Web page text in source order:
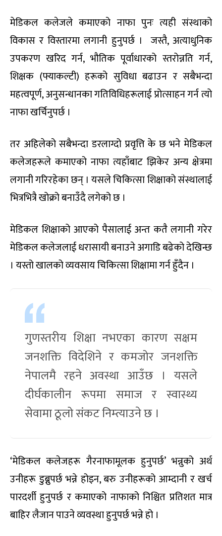
मेडिकल कलेजले कमाएको नाफा पुनः त्यही संस्थाको
विकास र विस्तारमा लगानी हुनुपर्छ । जस्तै, अत्याधुनिक
उपकरण खरिद गर्न, भौतिक पूर्वाधारको स्तरोन्नति गर्न,
शिक्षक (फ्याकल्टी) हरूको सुविधा बढाउन र सबैभन्दा
महत्वपूर्ण, अनुसन्धानका गतिविधिहरूलाई प्रोत्साहन गर्न त्यो
नाफा खर्चिनुपर्छ ।
तर अहिलेको सबैभन्दा डरलाग्दो प्रवृत्ति के छ भने मेडिकल
कलेजहरूले कमाएको नाफा त्यहाँबाट झिकेर अन्य क्षेत्रमा
लगानी गरिरहेका छन् । यसले चिकित्सा शिक्षाको संस्थालाई
भित्रभित्रै खोक्रो बनाउँदै लगेको छ ।
मेडिकल शिक्षाको आएको पैसालाई अन्त कतै लगानी गरेर
मेडिकल कलेजलाई धरासायी बनाउने अगाडि बढेको देखिन्छ
। यस्तो खालको व्यवसाय चिकित्सा शिक्षामा गर्न हुँदैन ।
गुणस्तरीय शिक्षा नभएका कारण सक्षम
जनशक्ति विदेशिने र कमजोर जनशक्ति
नेपालमै रहने अवस्था आउँछ । यसले
दीर्घकालीन रूपमा समाज र स्वास्थ्य
सेवामा ठूलो संकट निम्त्याउने छ ।
‘मेडिकल कलेजहरू गैरनाफामूलक हुनुपर्छ’ भन्नुको अर्थ
उनीहरू डुब्नुपर्छ भन्ने होइन, बरु उनीहरूको आम्दानी र खर्च
पारदर्शी हुनुपर्छ र कमाएको नाफाको निश्चित प्रतिशत मात्र
बाहिर लैजान पाउने व्यवस्था हुनुपर्छ भन्ने हो ।